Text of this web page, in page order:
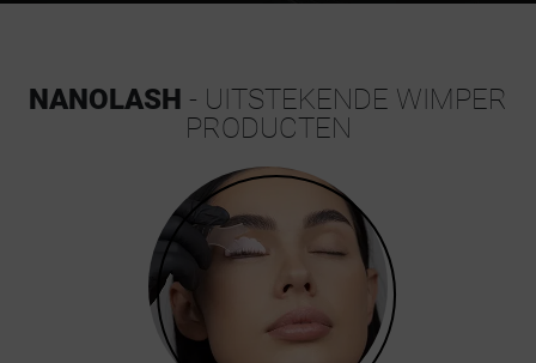
NANOLASH - UITSTEKENDE WIMPER
PRODUCTEN